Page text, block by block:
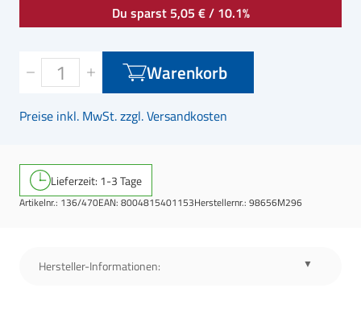
Du sparst 5,05 € / 10.1%
Warenkorb
Preise inkl. MwSt. zzgl. Versandkosten
Lieferzeit: 1-3 Tage
Artikelnr.: 136/470EAN: 8004815401153Herstellernr.: 98656M296
Hersteller-Informationen: